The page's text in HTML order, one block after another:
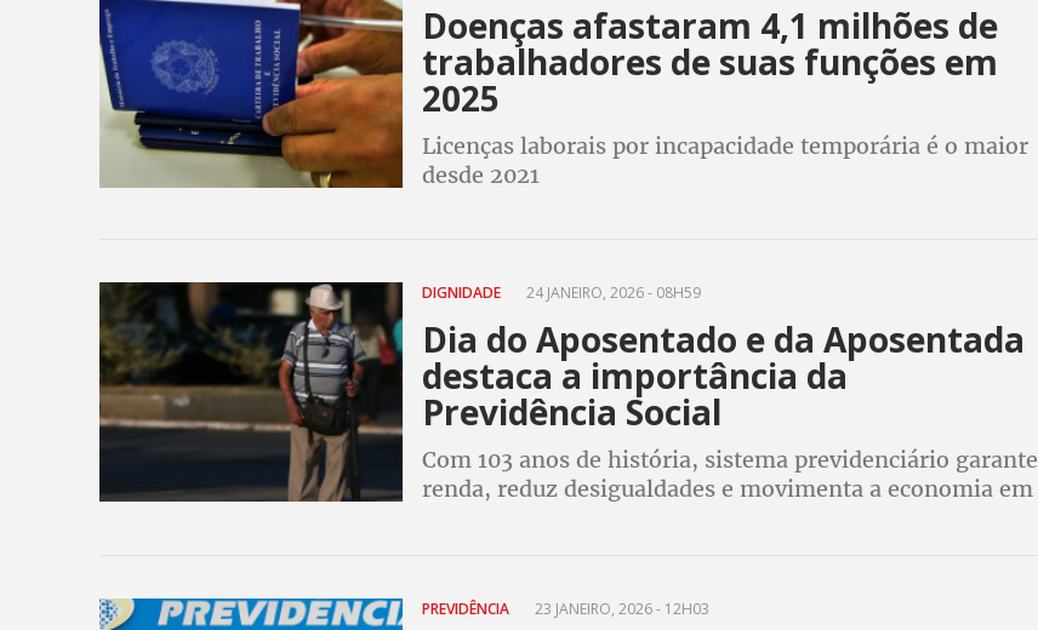
Doenças afastaram 4,1 milhões de
trabalhadores de suas funções em
2025
Licenças laborais por incapacidade temporária é o maior
desde 2021
DIGNIDADE 24 JANEIRO, 2026 - 08H59
Dia do Aposentado e da Aposentada
destaca a importância da
Previdência Social
Com 103 anos de história, sistema previdenciário garante
renda, reduz desigualdades e movimenta a economia em
PREVIDÊNCIA 23 JANEIRO, 2026 - 12H03